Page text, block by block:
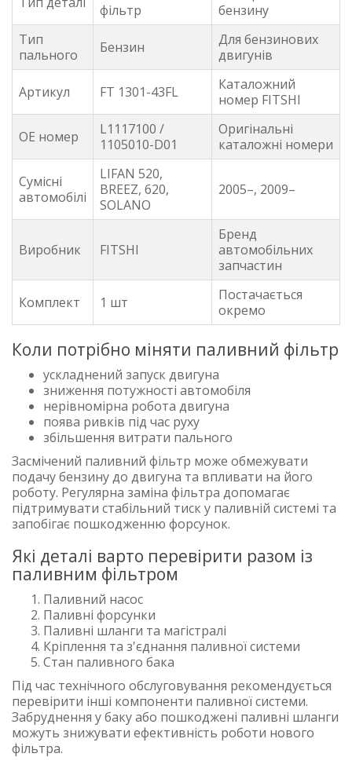
фільтр
бензину
Тип
пального
Бензин
Для бензинових
двигунів
Артикул FT 1301-43FL
Каталожний
номер FITSHI
OE номер
L1117100 /
1105010-D01
Оригінальні
каталожні номери
Сумісні
автомобілі
LIFAN 520,
BREEZ, 620,
SOLANO
2005–, 2009–
Виробник FITSHI
Бренд
автомобільних
запчастин
Комплект 1 шт
Постачається
окремо
Коли потрібно міняти паливний фільтр
ускладнений запуск двигуна
зниження потужності автомобіля
нерівномірна робота двигуна
поява ривків під час руху
збільшення витрати пального
Засмічений паливний фільтр може обмежувати
подачу бензину до двигуна та впливати на його
роботу. Регулярна заміна фільтра допомагає
підтримувати стабільний тиск у паливній системі та
запобігає пошкодженню форсунок.
Які деталі варто перевірити разом із
паливним фільтром
Паливний насос
Паливні форсунки
Паливні шланги та магістралі
Кріплення та з'єднання паливної системи
Стан паливного бака
Під час технічного обслуговування рекомендується
перевірити інші компоненти паливної системи.
Забруднення у баку або пошкоджені паливні шланги
можуть знижувати ефективність роботи нового
фільтра.